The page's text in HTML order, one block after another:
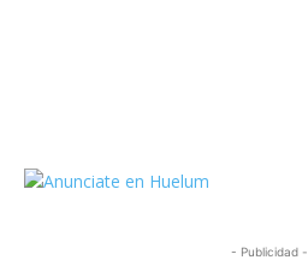
- Publicidad -